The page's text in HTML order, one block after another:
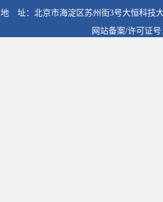
地 址：北京市海淀区苏州街3号大恒科技
网站备案/许可证号